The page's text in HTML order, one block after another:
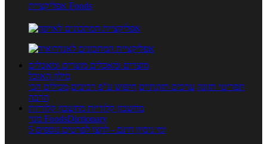
אפליקציית Foods
מוצרים ומאכלים מוצרים ומאכלים
מילון האוכל
תפריטי תזונה ערכים תזונתיים חיפוש ע"פ רכיבים מכילים הכי
הרבה
מחשבון קלוריות מחשבון קלוריות
מנוי FoodsDictionary
5 ימי ניסיון חינם - לחצו לפרטים נוספים